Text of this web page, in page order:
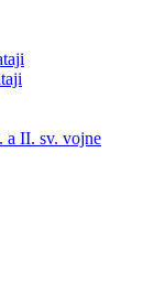
a II. sv. vojne